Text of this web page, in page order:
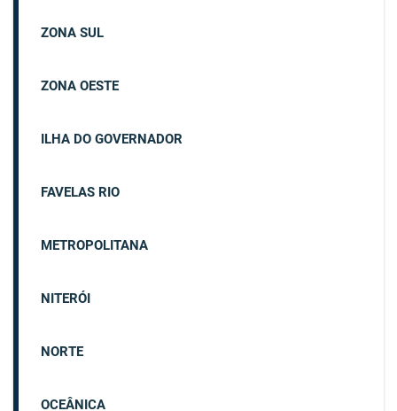
ZONA SUL
ZONA OESTE
ILHA DO GOVERNADOR
FAVELAS RIO
METROPOLITANA
NITERÓI
NORTE
OCEÂNICA